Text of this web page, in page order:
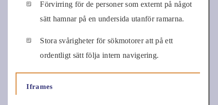
Förvirring för de personer som externt på något
sätt hamnar på en undersida utanför ramarna.
Stora svårigheter för sökmotorer att på ett
ordentligt sätt följa intern navigering.
Iframes